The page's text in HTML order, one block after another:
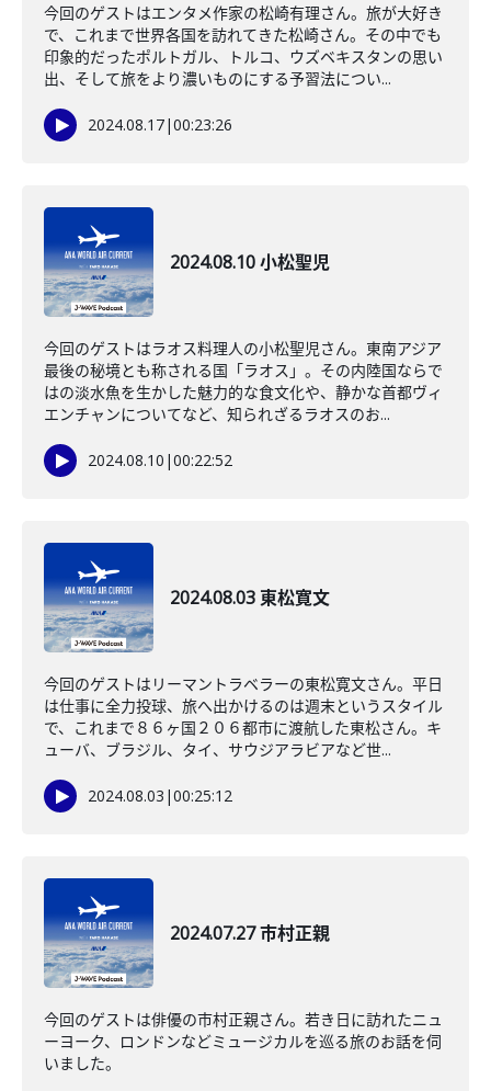
今回のゲストはエンタメ作家の松崎有理さん。旅が大好き
で、これまで世界各国を訪れてきた松崎さん。その中でも
印象的だったポルトガル、トルコ、ウズベキスタンの思い
出、そして旅をより濃いものにする予習法につい...
2024.08.17|00:23:26
2024.08.10 小松聖児
今回のゲストはラオス料理人の小松聖児さん。東南アジア
最後の秘境とも称される国「ラオス」。その内陸国ならで
はの淡水魚を生かした魅力的な食文化や、静かな首都ヴィ
エンチャンについてなど、知られざるラオスのお...
2024.08.10 |00:22:52
2024.08.03 東松寛文
今回のゲストはリーマントラベラーの東松寛文さん。平日
は仕事に全力投球、旅へ出かけるのは週末というスタイル
で、これまで８６ヶ国２０６都市に渡航した東松さん。キ
ューバ、ブラジル、タイ、サウジアラビアなど世...
2024.08.03 |00:25:12
2024.07.27 市村正親
今回のゲストは俳優の市村正親さん。若き日に訪れたニュ
ーヨーク、ロンドンなどミュージカルを巡る旅のお話を伺
いました。